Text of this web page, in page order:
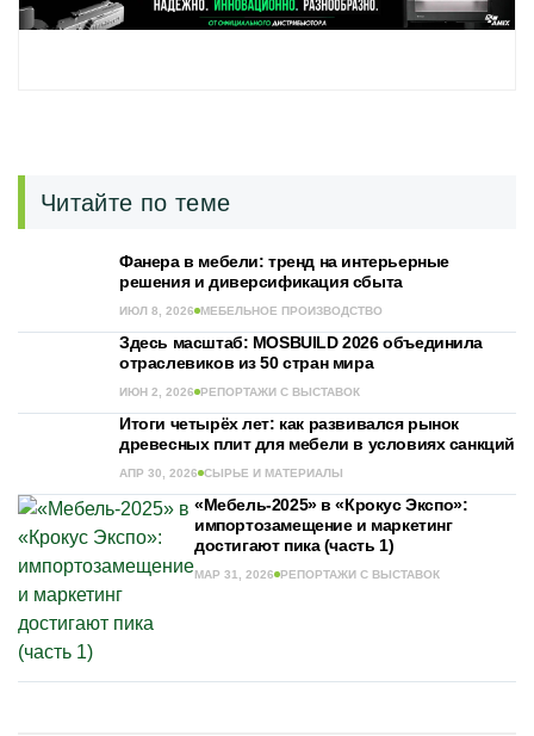
Читайте по теме
Фанера в мебели: тренд на интерьерные
решения и диверсификация сбыта
ИЮЛ 8, 2026 МЕБЕЛЬНОЕ ПРОИЗВОДСТВО
Здесь масштаб: MOSBUILD 2026 объединила
отраслевиков из 50 стран мира
ИЮН 2, 2026 РЕПОРТАЖИ С ВЫСТАВОК
Итоги четырёх лет: как развивался рынок
древесных плит для мебели в условиях санкций
АПР 30, 2026 СЫРЬЕ И МАТЕРИАЛЫ
«Мебель-2025» в «Крокус Экспо»:
импортозамещение и маркетинг
достигают пика (часть 1)
МАР 31, 2026 РЕПОРТАЖИ С ВЫСТАВОК